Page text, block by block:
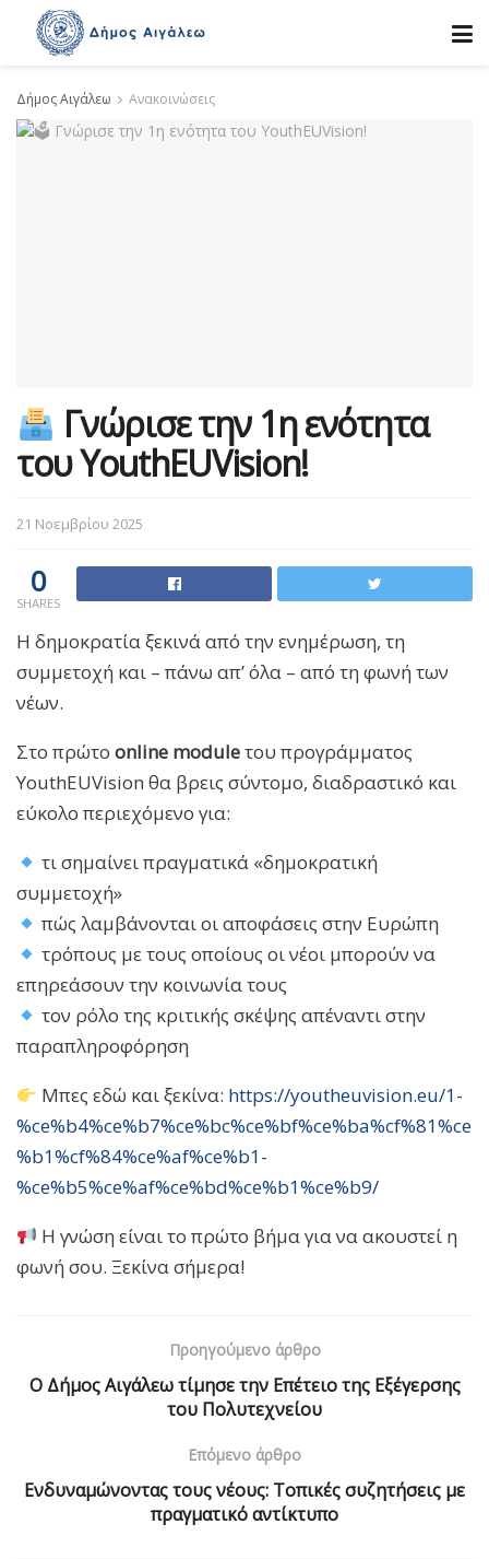
Δήμος Αιγάλεω Ανακοινώσεις
Γνώρισε την 1η ενότητα
του YouthEUVision!
21 Νοεμβρίου 2025
0
SHARES
Η δημοκρατία ξεκινά από την ενημέρωση, τη
συμμετοχή και – πάνω απ’ όλα – από τη φωνή των
νέων.
Στο πρώτο online moduleτου προγράμματος
YouthEUVision θα βρεις σύντομο, διαδραστικό και
εύκολο περιεχόμενο για:
τι σημαίνει πραγματικά «δημοκρατική
συμμετοχή»
πώς λαμβάνονται οι αποφάσεις στην Ευρώπη
τρόπους με τους οποίους οι νέοι μπορούν να
επηρεάσουν την κοινωνία τους
τον ρόλο της κριτικής σκέψης απέναντι στην
παραπληροφόρηση
Μπες εδώ και ξεκίνα: https://youtheuvision.eu/1-
%ce%b4%ce%b7%ce%bc%ce%bf%ce%ba%cf%81%ce
%b1%cf%84%ce%af%ce%b1-
%ce%b5%ce%af%ce%bd%ce%b1%ce%b9/
Η γνώση είναι το πρώτο βήμα για να ακουστεί η
φωνή σου. Ξεκίνα σήμερα!
Προηγούμενο άρθρο
Ο Δήμος Αιγάλεω τίμησε την Επέτειο της Εξέγερσης
του Πολυτεχνείου
Επόμενο άρθρο
Ενδυναμώνοντας τους νέους: Τοπικές συζητήσεις με
πραγματικό αντίκτυπο